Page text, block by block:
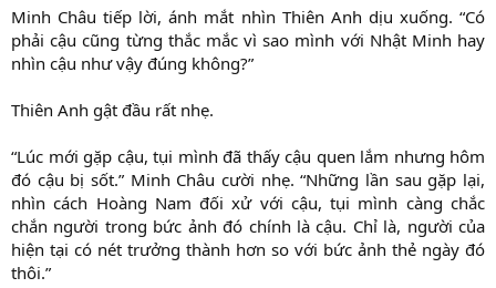
Minh Châu tiếp lời, ánh mắt nhìn Thiên Anh dịu xuống. “Có
phải cậu cũng từng thắc mắc vì sao mình với Nhật Minh hay
nhìn cậu như vậy đúng không?”
Thiên Anh gật đầu rất nhẹ.
“Lúc mới gặp cậu, tụi mình đã thấy cậu quen lắm nhưng hôm
đó cậu bị sốt.” Minh Châu cười nhẹ. “Những lần sau gặp lại,
nhìn cách Hoàng Nam đối xử với cậu, tụi mình càng chắc
chắn người trong bức ảnh đó chính là cậu. Chỉ là, người của
hiện tại có nét trưởng thành hơn so với bức ảnh thẻ ngày đó
thôi.”